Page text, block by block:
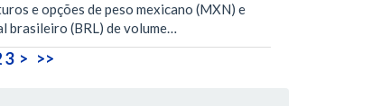
e opções de peso mexicano (MXN) e
brasileiro (BRL) de volume…
3 > >>